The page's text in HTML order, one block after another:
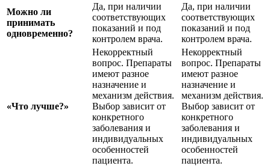
Можно ли
принимать
одновременно?
Да, при наличии
соответствующих
показаний и под
контролем врача.
Да, при наличии
соответствующих
показаний и под
контролем врача.
«Что лучше?»
Некорректный
вопрос. Препараты
имеют разное
назначение и
механизм действия.
Выбор зависит от
конкретного
заболевания и
индивидуальных
особенностей
пациента.
Некорректный
вопрос. Препараты
имеют разное
назначение и
механизм действия.
Выбор зависит от
конкретного
заболевания и
индивидуальных
особенностей
пациента.